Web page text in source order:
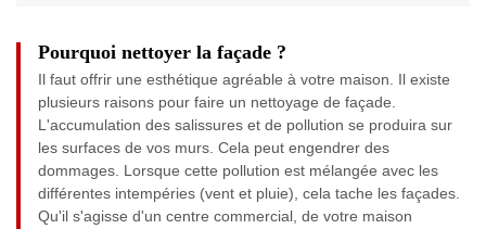
Pourquoi nettoyer la façade ?
Il faut offrir une esthétique agréable à votre maison. Il existe
plusieurs raisons pour faire un nettoyage de façade.
L'accumulation des salissures et de pollution se produira sur
les surfaces de vos murs. Cela peut engendrer des
dommages. Lorsque cette pollution est mélangée avec les
différentes intempéries (vent et pluie), cela tache les façades.
Qu'il s'agisse d'un centre commercial, de votre maison